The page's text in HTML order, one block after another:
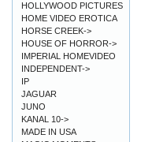
HOLLYWOOD PICTURES
HOME VIDEO EROTICA
HORSE CREEK->
HOUSE OF HORROR->
IMPERIAL HOMEVIDEO
INDEPENDENT->
IP
JAGUAR
JUNO
KANAL 10->
MADE IN USA